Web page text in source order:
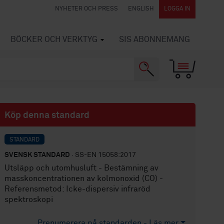
NYHETER OCH PRESS ENGLISH LOGGA IN
BÖCKER OCH VERKTYG SIS ABONNEMANG
Köp denna standard
STANDARD
SVENSK STANDARD · SS-EN 15058:2017
Utsläpp och utomhusluft - Bestämning av
masskoncentrationen av kolmonoxid (CO) -
Referensmetod: Icke-dispersiv infraröd
spektroskopi